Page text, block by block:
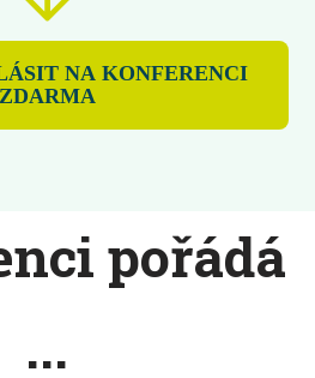
NA KONFERENCI
ZDARMA
pořádá
...